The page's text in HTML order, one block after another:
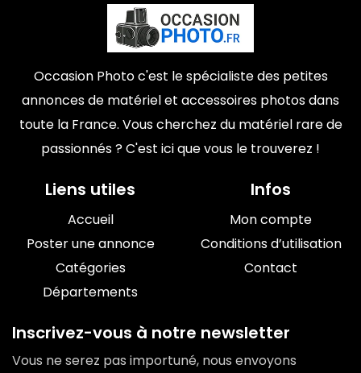
Occasion Photo c'est le spécialiste des petites
annonces de matériel et accessoires photos dans
toute la France. Vous cherchez du matériel rare de
passionnés ? C'est ici que vous le trouverez !
Liens utiles
Accueil
Poster une annonce
Catégories
Départements
Infos
Mon compte
Conditions d’utilisation
Contact
Inscrivez-vous à notre newsletter
Vous ne serez pas importuné, nous envoyons